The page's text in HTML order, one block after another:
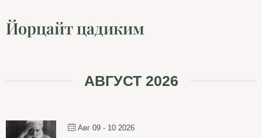
Йорцайт цадиким
АВГУСТ 2026
Авг 09 - 10 2026